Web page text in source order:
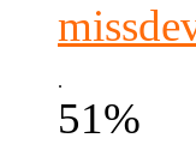
.
51%